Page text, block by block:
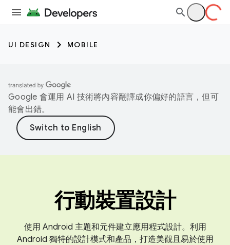
UI DESIGN MOBILE
Google 會運用 AI 技術將內容翻譯成你偏好的語言，但可
能會出錯。
行動裝置設計
使用 Android 主題和元件建立應用程式設計。利用
Android 獨特的設計模式和產品，打造美觀且易於使用